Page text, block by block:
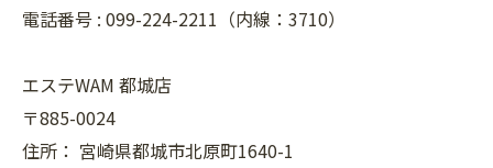
電話番号 : 099-224-2211（内線：3710）
エステWAM 都城店
〒885-0024
住所： 宮崎県都城市北原町1640-1